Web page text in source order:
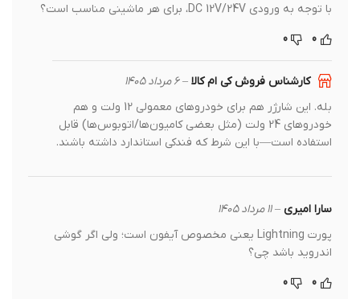
با توجه به ورودی DC 12V/24V، برای هر ماشینی مناسب است؟
کارشناس فروش کی ام کالا– 6 مرداد 1405
بله. این شارژر هم برای خودروهای معمولی 12 ولت و هم
خودروهای 24 ولت (مثل بعضی کامیون‌ها/اتوبوس‌ها) قابل
استفاده است—با این شرط که فندکی استاندارد داشته باشند.
سارا امیری– 11 مرداد 1405
پورت Lightning یعنی مخصوص آیفون است؛ ولی اگر گوشی
اندروید باشد چی؟